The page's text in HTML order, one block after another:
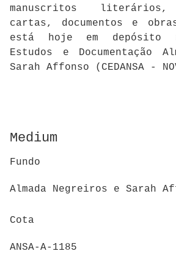
manuscritos
cartas, documentos e
está hoje em depósito
Estudos e Documentação
Sarah Affonso (CEDANSA -
Medium
Fundo
Almada Negreiros e Sarah
Cota
ANSA-A-1185